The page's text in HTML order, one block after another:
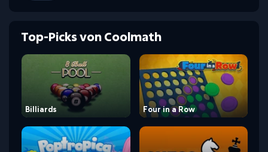
Top-Picks von Coolmath
Billiards Four in a Row